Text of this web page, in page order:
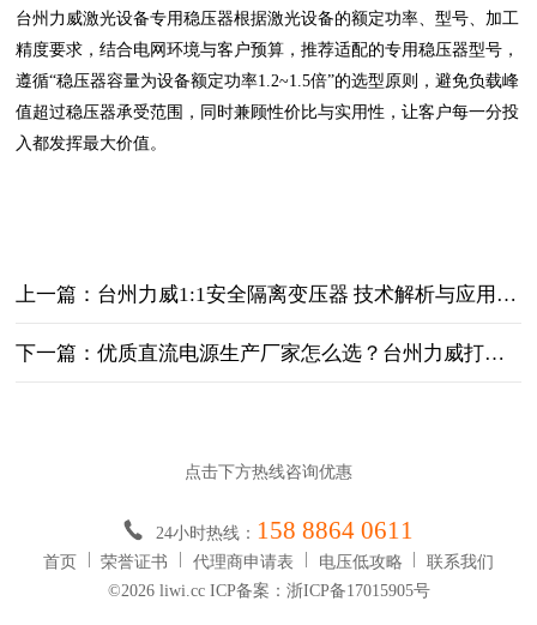
台州力威激光设备专用稳压器根据激光设备的额定功率、型号、加工
精度要求，结合电网环境与客户预算，推荐适配的专用稳压器型号，
遵循“稳压器容量为设备额定功率1.2~1.5倍”的选型原则，避免负载峰
值超过稳压器承受范围，同时兼顾性价比与实用性，让客户每一分投
入都发挥最大价值。
上一篇：台州力威1:1安全隔离变压器 技术解析与应用指南
下一篇：优质直流电源生产厂家怎么选？台州力威打造高稳定电源解决方案
点击下方热线咨询优惠
24小时热线： 158 8864 0611
首页 荣誉证书 代理商申请表 电压低攻略
联系我们
©2026 liwi.cc ICP备案：浙ICP备17015905号